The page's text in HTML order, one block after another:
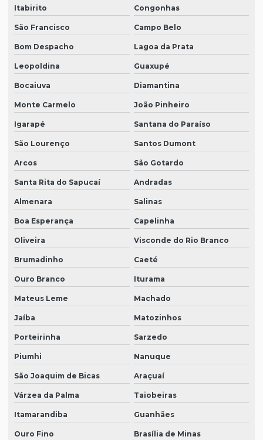
Itabirito Congonhas
São Francisco Campo Belo
Bom Despacho Lagoa da Prata
Leopoldina Guaxupé
Bocaiuva Diamantina
Monte Carmelo João Pinheiro
Igarapé Santana do Paraíso
São Lourenço Santos Dumont
Arcos São Gotardo
Santa Rita do Sapucaí Andradas
Almenara Salinas
Boa Esperança Capelinha
Oliveira Visconde do Rio Branco
Brumadinho Caeté
Ouro Branco Iturama
Mateus Leme Machado
Jaíba Matozinhos
Porteirinha Sarzedo
Piumhi Nanuque
São Joaquim de Bicas Araçuaí
Várzea da Palma Taiobeiras
Itamarandiba Guanhães
Ouro Fino Brasília de Minas